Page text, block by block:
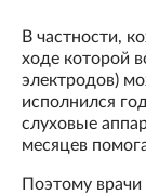
В частности,
ходе которой
электродов)
исполнился
слуховые
месяцев
Поэтому